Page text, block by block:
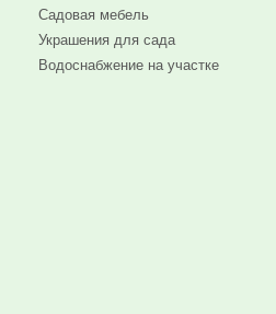
Садовая мебель
Украшения для сада
Водоснабжение на участке